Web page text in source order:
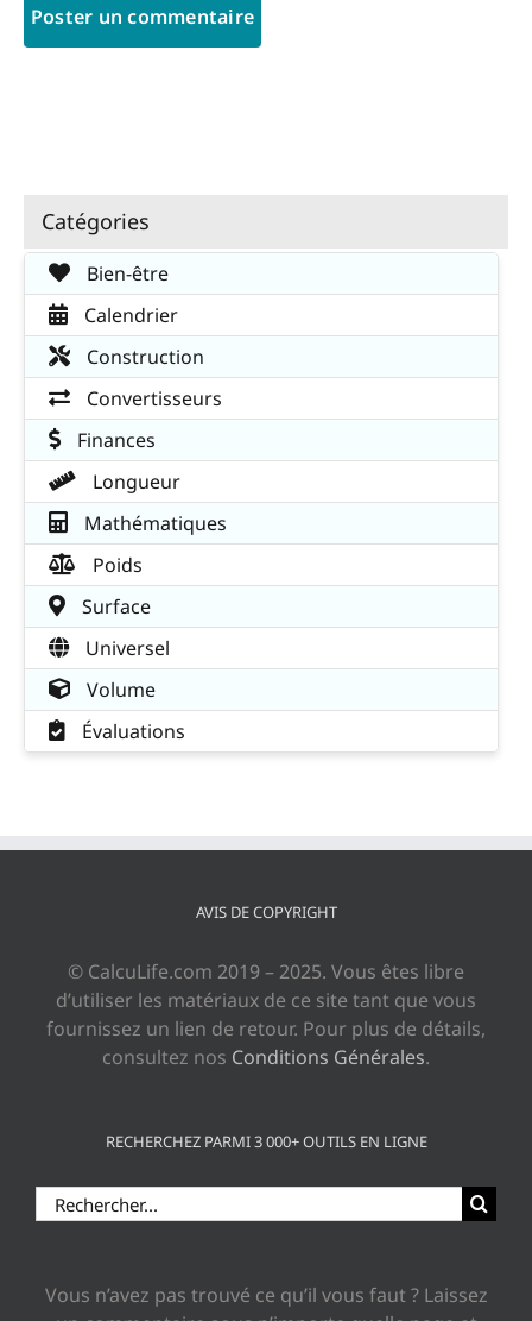
Catégories
Bien-être
Calendrier
Construction
Convertisseurs
Finances
Longueur
Mathématiques
Poids
Surface
Universel
Volume
Évaluations
AVIS DE COPYRIGHT
© CalcuLife.com 2019 – 2025. Vous êtes libre
d’utiliser les matériaux de ce site tant que vous
fournissez un lien de retour. Pour plus de détails,
consultez nos Conditions Générales.
RECHERCHEZ PARMI 3 000+ OUTILS EN LIGNE
Rechercher:
Vous n’avez pas trouvé ce qu’il vous faut ? Laissez